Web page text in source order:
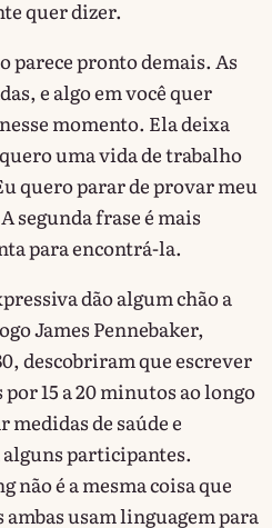
quer dizer.
parece pronto demais. As
e algo em você quer
momento. Ela deixa
uma vida de trabalho
quero parar de provar meu
segunda frase é mais
para encontrá-la.
dão algum chão a
James Pennebaker,
descobriram que escrever
15 a 20 minutos ao longo
de saúde e
participantes.
é a mesma coisa que
usam linguagem para